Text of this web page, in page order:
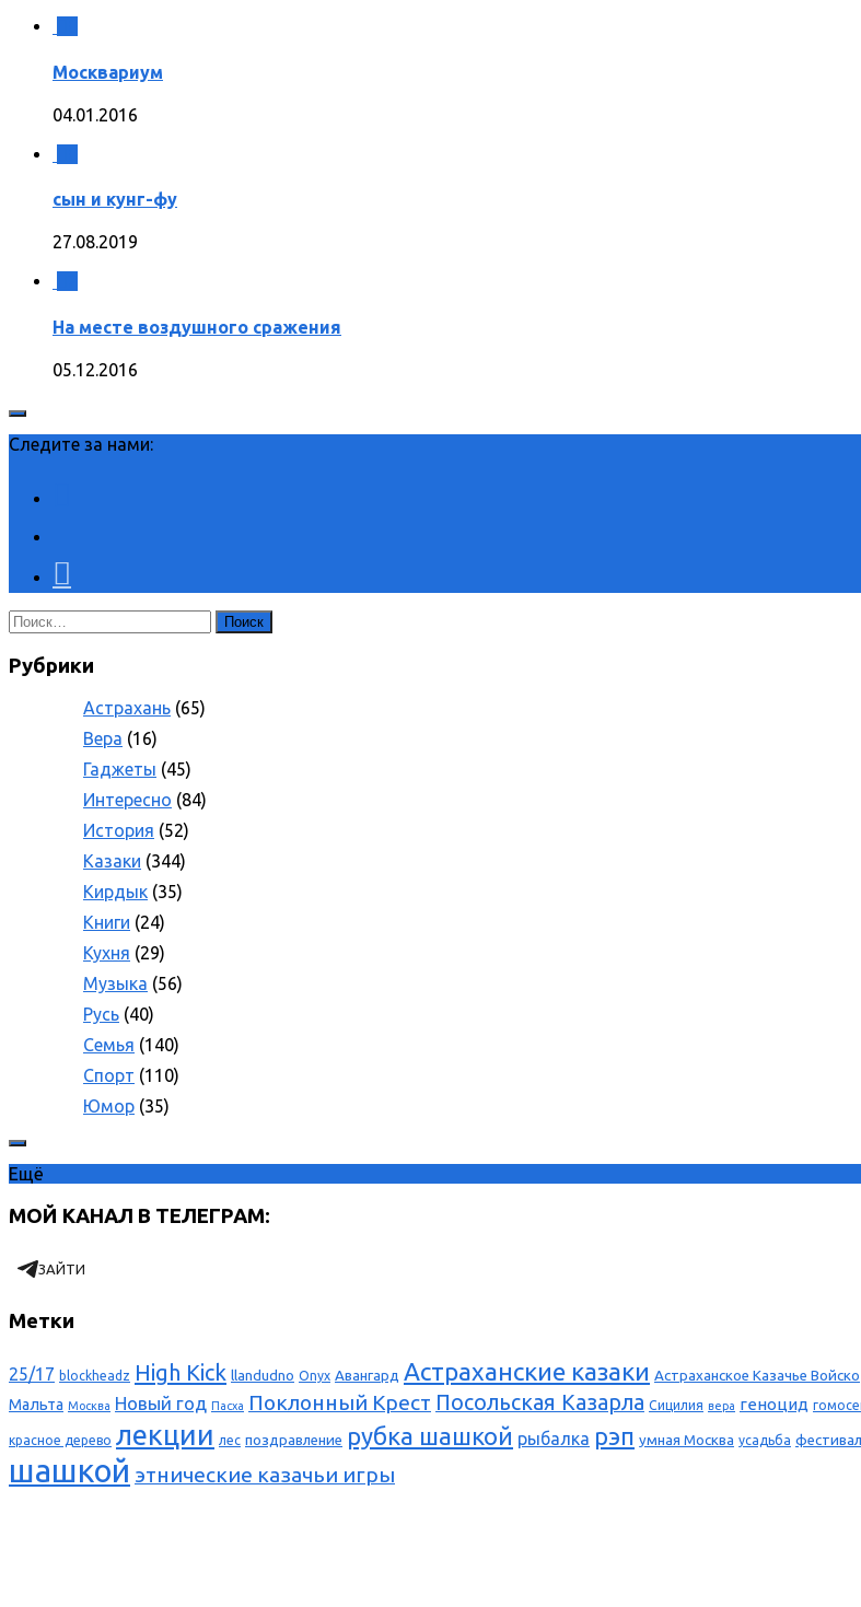
Москвариум
04.01.2016
сын и кунг-фу
27.08.2019
На месте воздушного сражения
05.12.2016
Следите за нами:
Найти:
Рубрики
Астрахань (65)
Вера (16)
Гаджеты (45)
Интересно (84)
История (52)
Казаки (344)
Кирдык (35)
Книги (24)
Кухня (29)
Музыка (56)
Русь (40)
Семья (140)
Спорт (110)
Юмор (35)
Ещё
МОЙ КАНАЛ В ТЕЛЕГРАМ:
ЗАЙТИ
Метки
25/17 blockheadz High Kick llandudno Onyx Авангард Астраханские казаки Астраханское Казачье Войско
Мальта Москва Новый год Пасха Поклонный Крест Посольская Казарла Сицилия вера геноцид
красное дерево лекции лес поздравление рубка шашкой рыбалка рэп умная Москва усадьба
шашкой этнические казачьи игры